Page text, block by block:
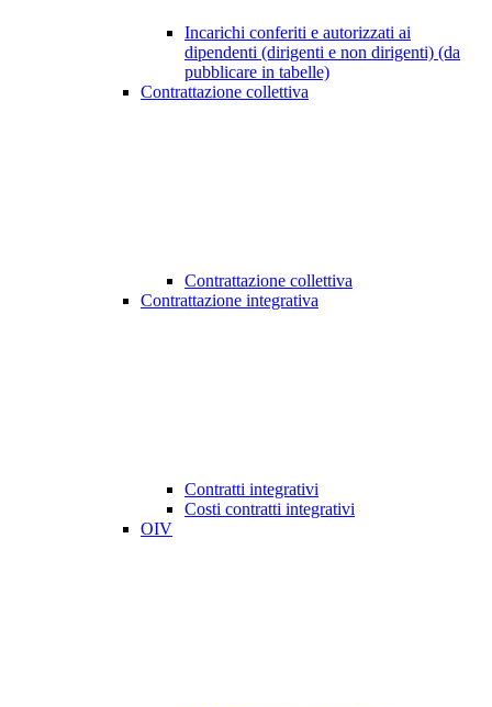
Incarichi conferiti e autorizzati ai
dipendenti (dirigenti e non dirigenti) (da
pubblicare in tabelle)
Contrattazione collettiva
Contrattazione collettiva
Contrattazione integrativa
Contratti integrativi
Costi contratti integrativi
OIV